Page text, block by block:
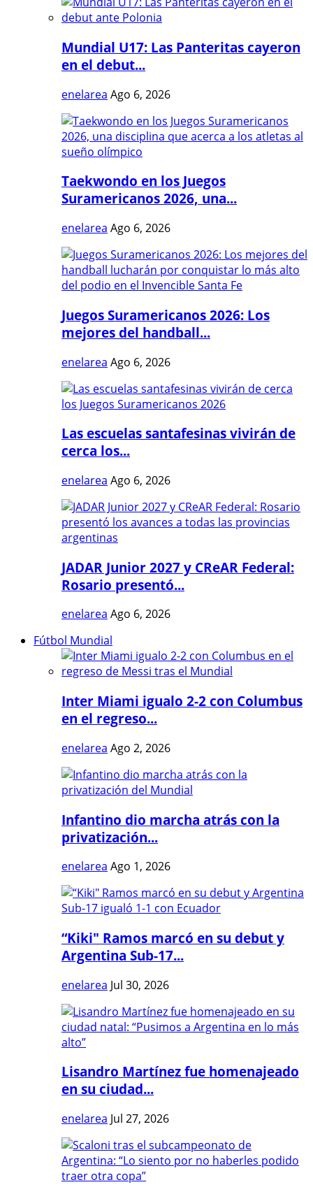
Mundial U17: Las Panteritas cayeron
en el debut...
enelarea Ago 6, 2026
Taekwondo en los Juegos
Suramericanos 2026, una...
enelarea Ago 6, 2026
Juegos Suramericanos 2026: Los
mejores del handball...
enelarea Ago 6, 2026
Las escuelas santafesinas vivirán de
cerca los...
enelarea Ago 6, 2026
JADAR Junior 2027 y CReAR Federal:
Rosario presentó...
enelarea Ago 6, 2026
Fútbol Mundial
Inter Miami igualo 2-2 con Columbus
en el regreso...
enelarea Ago 2, 2026
Infantino dio marcha atrás con la
privatización...
enelarea Ago 1, 2026
“Kiki" Ramos marcó en su debut y
Argentina Sub-17...
enelarea Jul 30, 2026
Lisandro Martínez fue homenajeado
en su ciudad...
enelarea Jul 27, 2026